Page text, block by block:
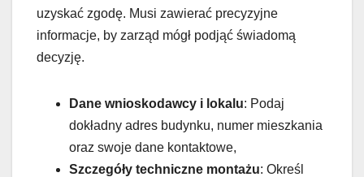
uzyskać zgodę. Musi zawierać precyzyjne
informacje, by zarząd mógł podjąć świadomą
decyzję.
Dane wnioskodawcy i lokalu: Podaj
dokładny adres budynku, numer mieszkania
oraz swoje dane kontaktowe,
Szczegóły techniczne montażu: Określ